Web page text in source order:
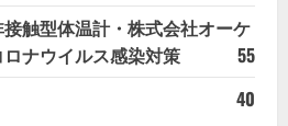
接触型体温計・株式会社オーケ
ナウイルス感染対策
55
40